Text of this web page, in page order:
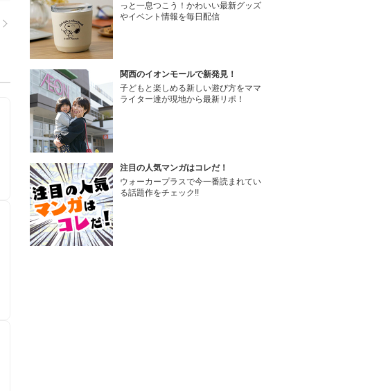
っと一息つこう！かわいい最新グッズ
やイベント情報を毎日配信
関西のイオンモールで新発見！
子どもと楽しめる新しい遊び方をママ
ライター達が現地から最新リポ！
注目の人気マンガはコレだ！
ウォーカープラスで今一番読まれてい
る話題作をチェック!!